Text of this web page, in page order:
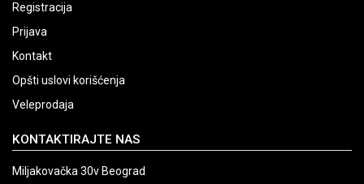
Registracija
Prijava
Kontakt
Opšti uslovi korišćenja
Veleprodaja
KONTAKTIRAJTE NAS
Miljakovačka 30v Beograd